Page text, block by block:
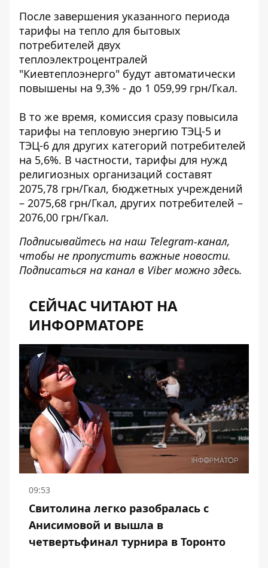
После завершения указанного периода
тарифы на тепло для бытовых
потребителей двух
теплоэлектроцентралей
"Киевтеплоэнерго" будут автоматически
повышены на 9,3% - до 1 059,99 грн/Гкал.
В то же время, комиссия сразу повысила
тарифы на тепловую энергию ТЭЦ-5 и
ТЭЦ-6 для других категорий потребителей
на 5,6%. В частности, тарифы для нужд
религиозных организаций составят
2075,78 грн/Гкал, бюджетных учреждений
– 2075,68 грн/Гкал, других потребителей –
2076,00 грн/Гкал.
Подписывайтесь на наш Telegram-канал,
чтобы не пропустить важные новости.
Подписаться на канал в Viber можно здесь.
СЕЙЧАС ЧИТАЮТ НА
ИНФОРМАТОРЕ
09:53
Свитолина легко разобралась с
Анисимовой и вышла в
четвертьфинал турнира в Торонто